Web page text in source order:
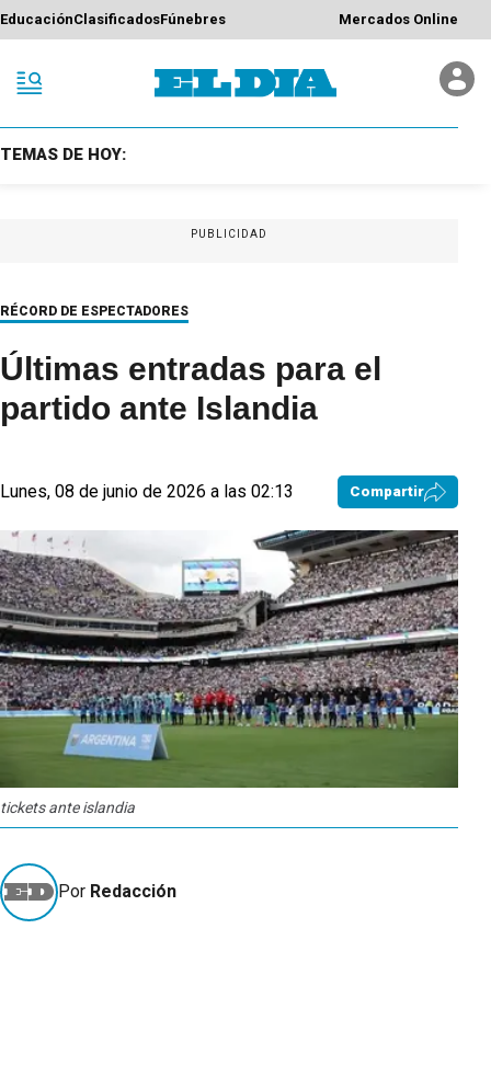
EducaciónClasificadosFúnebres Mercados Online
TEMAS DE HOY:
PUBLICIDAD
RÉCORD DE ESPECTADORES
Últimas entradas para el
partido ante Islandia
Lunes, 08 de junio de 2026 a las 02:13 Compartir
tickets ante islandia
Por Redacción